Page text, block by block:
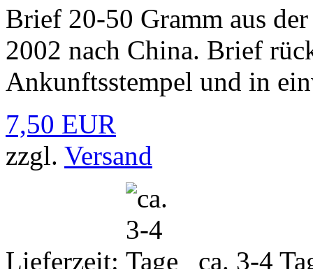
Brief 20-50 Gramm aus
2002 nach China. Brief
Ankunftsstempel und in
7,50 EUR
zzgl. Versand
Lieferzeit: ca. 3-4